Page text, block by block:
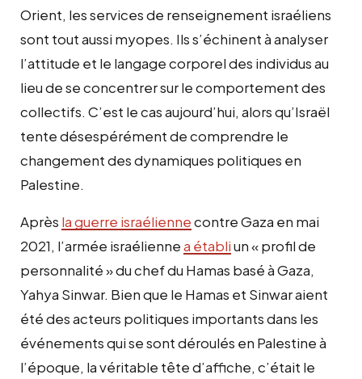
Orient, les services de renseignement israéliens
sont tout aussi myopes. Ils s’échinent à analyser
l’attitude et le langage corporel des individus au
lieu de se concentrer sur le comportement des
collectifs. C’est le cas aujourd’hui, alors qu’Israël
tente désespérément de comprendre le
changement des dynamiques politiques en
Palestine.
Après la guerre israéliennecontre Gaza en mai
2021, l’armée israéliennea établiun « profil de
personnalité » du chef du Hamas basé à Gaza,
Yahya Sinwar. Bien que le Hamas et Sinwar aient
été des acteurs politiques importants dans les
événements qui se sont déroulés en Palestine à
l’époque, la véritable tête d’affiche, c’était le